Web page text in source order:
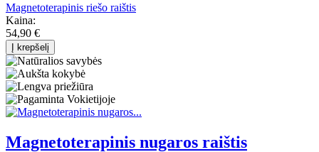
Magnetoterapinis riešo raištis
Kaina:
54,90 €
Į krepšelį
Magnetoterapinis nugaros raištis